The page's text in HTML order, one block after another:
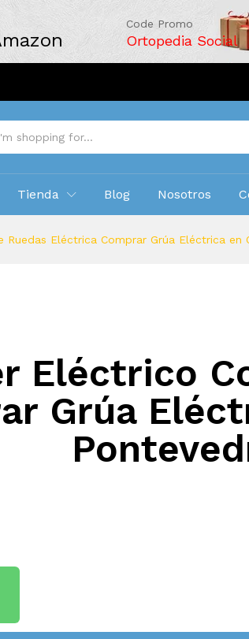
Code Promo
Ortopedia Social
Tienda Blog Nosotros
Eléctrica Comprar Grúa Eléctrica en
Eléctrico
Grúa